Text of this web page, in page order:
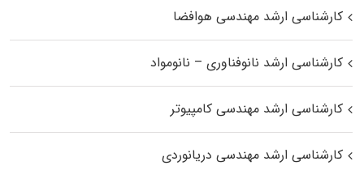
کارشناسی ارشد مهندسی هوافضا
کارشناسی ارشد نانوفناوری – نانومواد
کارشناسی ارشد مهندسی کامپیوتر
کارشناسی ارشد مهندسی دریانوردی